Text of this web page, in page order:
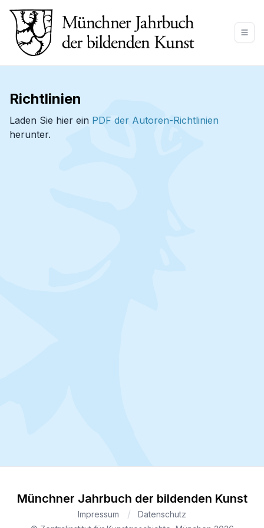
Richtlinien
Laden Sie hier ein PDF der Autoren-Richtlinien
herunter.
Münchner Jahrbuch der bildenden Kunst
Impressum
Datenschutz